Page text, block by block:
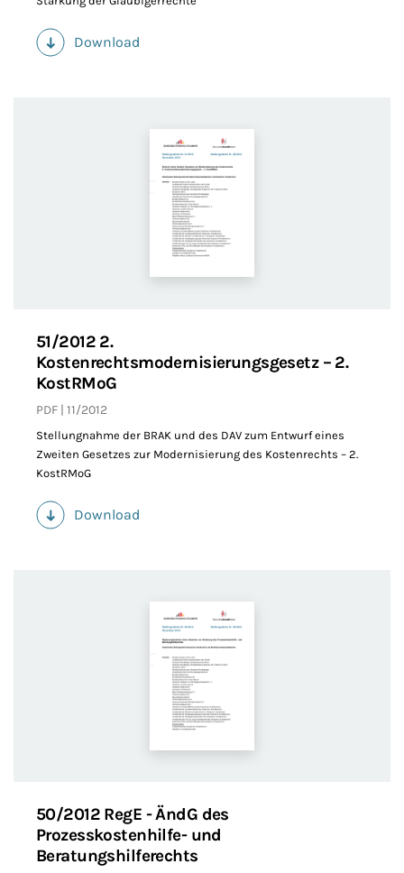
Download
(PDF)
51/2012 2.
Kostenrechtsmodernisierungsgesetz – 2.
KostRMoG
PDF 11/2012
Stellungnahme der BRAK und des DAV zum Entwurf eines
Zweiten Gesetzes zur Modernisierung des Kostenrechts – 2.
KostRMoG
Download
(PDF)
50/2012 RegE - ÄndG des
Prozesskostenhilfe- und
Beratungshilferechts